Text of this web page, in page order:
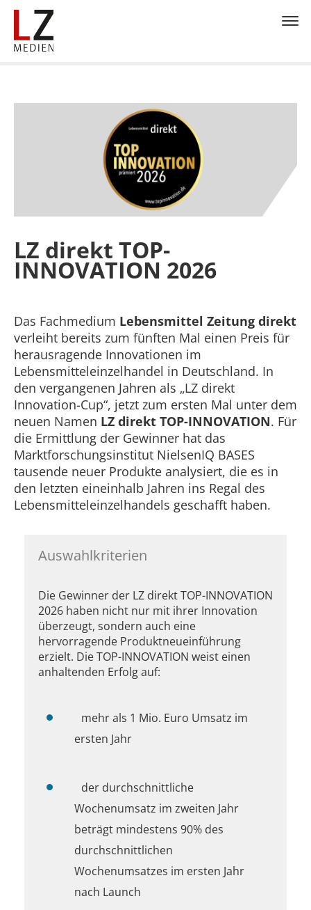
LZ direkt TOP-
INNOVATION 2026
Das Fachmedium Lebensmittel Zeitung direkt
verleiht bereits zum fünften Mal einen Preis für
herausragende Innovationen im
Lebensmitteleinzelhandel in Deutschland. In
den vergangenen Jahren als „LZ direkt
Innovation-Cup“, jetzt zum ersten Mal unter dem
neuen Namen LZ direkt TOP-INNOVATION. Für
die Ermittlung der Gewinner hat das
Marktforschungsinstitut NielsenIQ BASES
tausende neuer Produkte analysiert, die es in
den letzten eineinhalb Jahren ins Regal des
Lebensmitteleinzelhandels geschafft haben.
Auswahlkriterien
Die Gewinner der LZ direkt TOP-INNOVATION
2026 haben nicht nur mit ihrer Innovation
überzeugt, sondern auch eine
hervorragende Produktneueinführung
erzielt. Die TOP-INNOVATION weist einen
anhaltenden Erfolg auf:
mehr als 1 Mio. Euro Umsatz im
ersten Jahr
der durchschnittliche
Wochenumsatz im zweiten Jahr
beträgt mindestens 90% des
durchschnittlichen
Wochenumsatzes im ersten Jahr
nach Launch